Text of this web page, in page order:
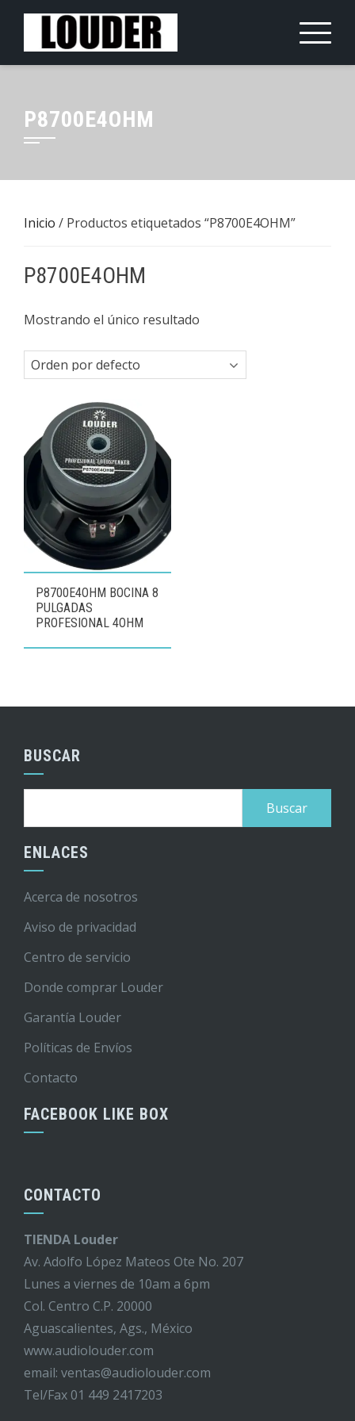
Saltar
contenido
P8700E4OHM
Inicio / Productos etiquetados “P8700E4OHM”
P8700E4OHM
Mostrando el único resultado
P8700E4OHM BOCINA 8
PULGADAS
PROFESIONAL 4OHM
BUSCAR
ENLACES
Acerca de nosotros
Aviso de privacidad
Centro de servicio
Donde comprar Louder
Garantía Louder
Políticas de Envíos
Contacto
FACEBOOK LIKE BOX
CONTACTO
TIENDA Louder
Av. Adolfo López Mateos Ote No. 207
Lunes a viernes de 10am a 6pm
Col. Centro C.P. 20000
Aguascalientes, Ags., México
www.audiolouder.com
email: ventas@audiolouder.com
Tel/Fax 01 449 2417203